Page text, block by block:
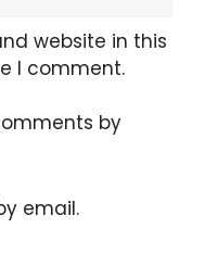
website in this
I comment.
by
email.